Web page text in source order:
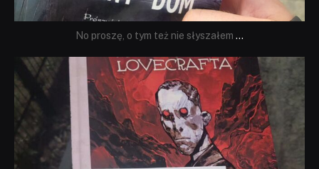
No proszę, o tym też nie słyszałem ...
dobryhorror
Wrz 19